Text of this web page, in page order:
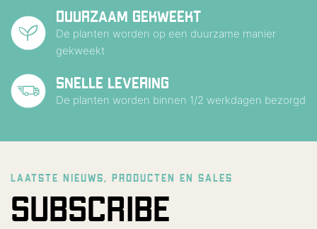
DUURZAAM GEKWEEKT
De planten worden op een duurzame manier
gekweekt
SNELLE LEVERING
De planten worden binnen 1/2 werkdagen bezorgd
LAATSTE NIEUWS, PRODUCTEN EN SALES
SUBSCRIBE